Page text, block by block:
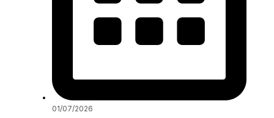
01/07/2026